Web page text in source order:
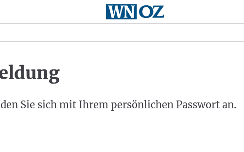
Sie sich mit Ihrem persönlichen Passwort an.